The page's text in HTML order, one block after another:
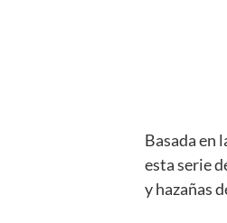
Basada en
esta serie
y hazañas